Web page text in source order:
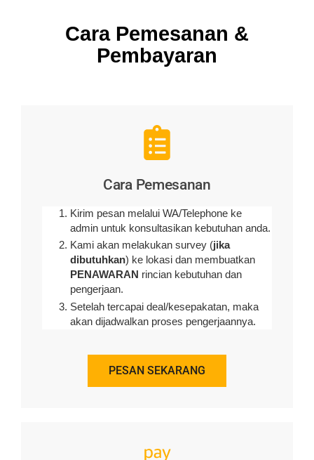
Cara Pemesanan &
Pembayaran
Cara Pemesanan
Kirim pesan melalui WA/Telephone ke
admin untuk konsultasikan kebutuhan anda.
Kami akan melakukan survey (jika
dibutuhkan) ke lokasi dan membuatkan
PENAWARAN rincian kebutuhan dan
pengerjaan.
Setelah tercapai deal/kesepakatan, maka
akan dijadwalkan proses pengerjaannya.
PESAN SEKARANG